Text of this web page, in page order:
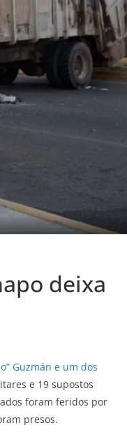
deixa
Guzmán e um dos
e 19 supostos
foram feridos por
presos.